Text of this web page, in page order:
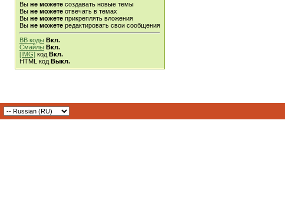
Вы не можете создавать новые темы
Вы не можете отвечать в темах
Вы не можете прикреплять вложения
Вы не можете редактировать свои сообщения
BB коды Вкл.
Смайлы Вкл.
[IMG] код Вкл.
HTML код Выкл.